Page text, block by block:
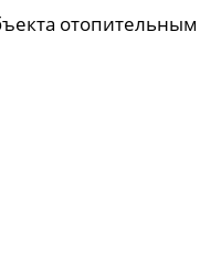
отопительным